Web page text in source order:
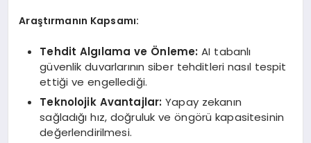
Araştırmanın Kapsamı:
Tehdit Algılama ve Önleme: AI tabanlı
güvenlik duvarlarının siber tehditleri nasıl tespit
ettiği ve engellediği.
Teknolojik Avantajlar: Yapay zekanın
sağladığı hız, doğruluk ve öngörü kapasitesinin
değerlendirilmesi.